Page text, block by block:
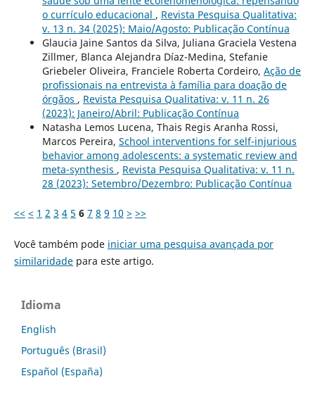
o currículo educacional , Revista Pesquisa Qualitativa:
v. 13 n. 34 (2025): Maio/Agosto: Publicação Contínua
Glaucia Jaine Santos da Silva, Juliana Graciela Vestena
Zillmer, Blanca Alejandra Díaz-Medina, Stefanie
Griebeler Oliveira, Franciele Roberta Cordeiro, Ação de
profissionais na entrevista à família para doação de
órgãos , Revista Pesquisa Qualitativa: v. 11 n. 26
(2023): Janeiro/Abril: Publicação Contínua
Natasha Lemos Lucena, Thais Regis Aranha Rossi,
Marcos Pereira, School interventions for self-injurious
behavior among adolescents: a systematic review and
meta-synthesis , Revista Pesquisa Qualitativa: v. 11 n.
28 (2023): Setembro/Dezembro: Publicação Contínua
<< < 1 2 3 4 5 6 7 8 9 10 > >>
Você também pode iniciar uma pesquisa avançada por
similaridadepara este artigo.
Idioma
English
Português (Brasil)
Español (España)